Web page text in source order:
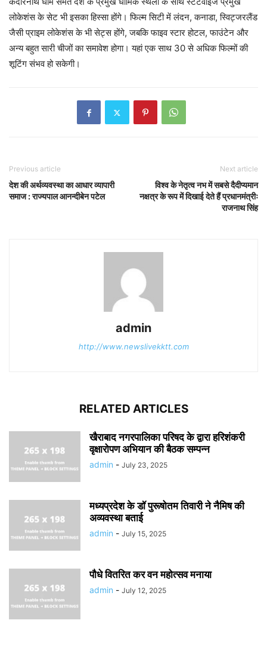
लोकेशंस के सेट भी इसका हिस्सा होंगे। फिल्म सिटी में लंदन, कनाडा, स्विट्जरलैंड
जैसी प्राइम लोकेशंस के भी सेट्स होंगे, जबकि फाइव स्टार होटल, फाउंटेन और
अन्य बहुत सारी चीजों का समावेश होगा। यहां एक साथ 30 से अधिक फिल्मों की
शूटिंग संभव हो सकेगी।
Previous article
देश की अर्थव्यवस्था का आधार व्यापारी
समाज : राज्यपाल आनन्दीबेन पटेल
Next article
विश्व के नेतृत्व नभ में सबसे दैदीप्यमान
नक्षत्र के रूप में दिखाई देते हैं प्रधानमंत्रीः
राजनाथ सिंह
admin
http://www.newslivekktt.com
RELATED ARTICLES
खैराबाद नगरपालिका परिषद के द्वारा हरिशंकरी
वृक्षारोपण अभियान की बैठक सम्पन्न
admin - July 23, 2025
मध्यप्रदेश के डॉ पुरूषोतम तिवारी ने नैमिष की
अव्यवस्था बताई
admin - July 15, 2025
पौधे वितरित कर वन महोत्सव मनाया
admin - July 12, 2025